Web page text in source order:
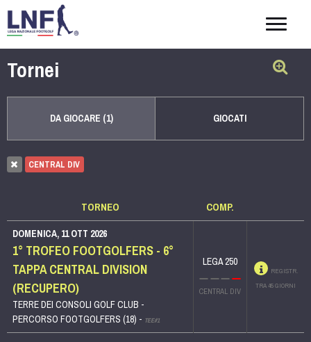
Tornei
DA GIOCARE (1) GIOCATI
CENTRAL DIV
TORNEO COMP.
DOMENICA, 11 OTT 2026
1° TROFEO FOOTGOLFERS - 6°
TAPPA CENTRAL DIVISION
(RECUPERO)
TERRE DEI CONSOLI GOLF CLUB -
PERCORSO FOOTGOLFERS (18) - TEE#1
LEGA 250
CENTRAL DIV
REGISTR.
TRA 45 GIORNI